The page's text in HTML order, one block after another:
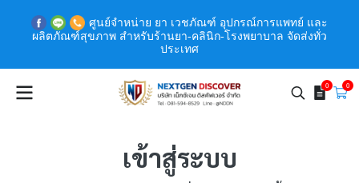
ศูนย์จำหน่าย ยา เวชภัณฑ์ อุปกรณ์การแพทย์ และ
ผลิตภัณฑ์สุขภาพ สำหรับร้านยา-คลินิก-โรงพยาบาล จัดส่งทั่ว
ประเทศ
0 0
เข้าสู่ระบบ